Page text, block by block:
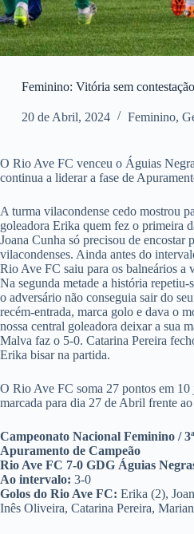
Feminino: Vitória sem
20 de Abril, 2024 Feminino,
O Rio Ave FC venceu o Águias
continua a liderar a fase de
A turma vilacondense cedo mostrou
goleadora Erika quem fez o primeira
Joana Cunha só precisou de encostar
vilacondenses. Ainda antes do
Rio Ave FC saiu para os balneários a
Na segunda metade a história
o adversário não conseguia sair do
recém-entrada, marca golo e dava o
nossa central goleadora deixar a sua
Malva faz o 5-0. Catarina Pereira
Erika bisar na partida.
O Rio Ave FC soma 27 pontos em
marcada para dia 27 de Abril frente
Campeonato Nacional Feminino /
Apuramento de Campeão
Rio Ave FC 7-0 GDG Águias
Ao intervalo: 3-0
Golos do Rio Ave FC: Erika (2),
Inês Oliveira, Catarina Pereira,